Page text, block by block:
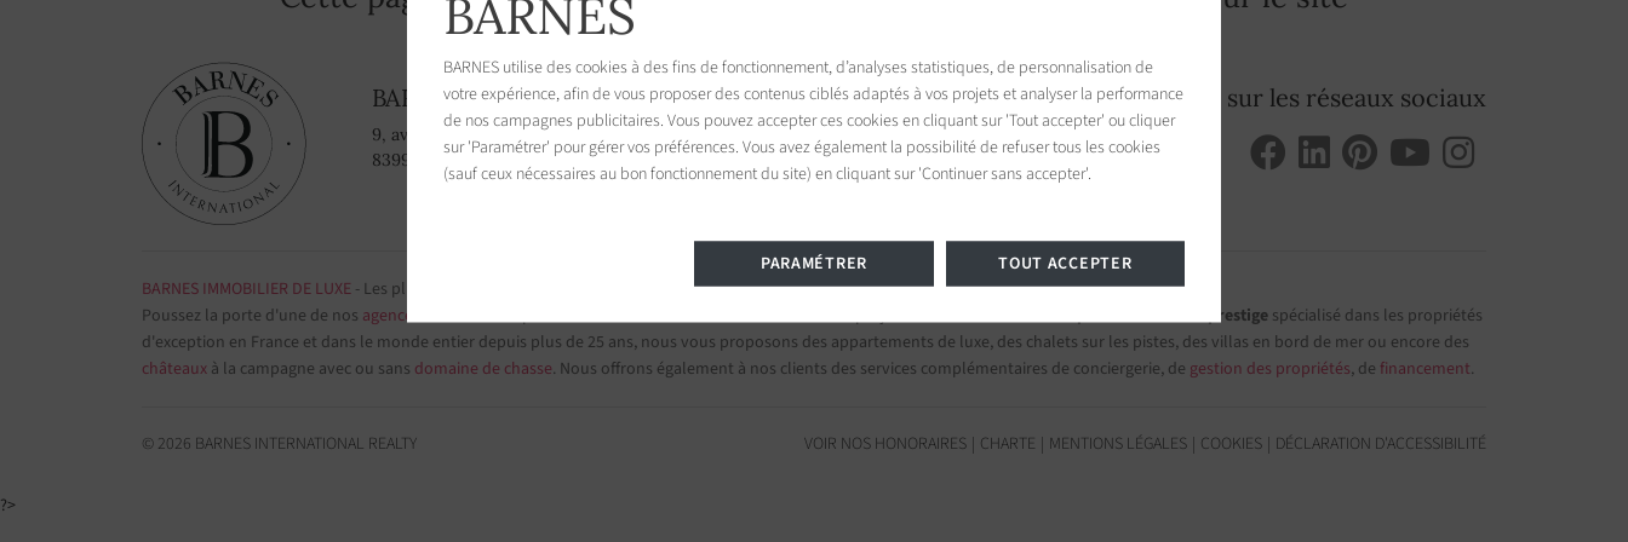
BARNES Saint-Tropez
9, avenue du 8 mai 1945
83990 Saint-Tropez, France
Suivez-nous sur les réseaux sociaux
BARNES IMMOBILIER DE LUXE - Les plus belles demeures et appartements de prestige
Poussez la porte d'une de nos agences immobilièresparmi nos 75 destinations et confiez-nous vos projets d’investissement.Groupe immobilier de prestige spécialisé dans les propriétés
d'exception en France et dans le monde entier depuis plus de 25 ans, nous vous proposons des appartements de luxe, des chalets sur les pistes, des villas en bord de mer ou encore des
châteaux à la campagne avec ou sans domaine de chasse. Nous offrons également à nos clients des services complémentaires de conciergerie, de gestion des propriétés, de financement.
© 2026 BARNES INTERNATIONAL REALTY VOIR NOS HONORAIRES CHARTE MENTIONS LÉGALES COOKIES DÉCLARATION D'ACCESSIBILITÉ
BARNES
BARNES utilise des cookies à des fins de fonctionnement, d’analyses statistiques, de personnalisation de
votre expérience, afin de vous proposer des contenus ciblés adaptés à vos projets et analyser la performance
de nos campagnes publicitaires. Vous pouvez accepter ces cookies en cliquant sur 'Tout accepter' ou cliquer
sur 'Paramétrer' pour gérer vos préférences. Vous avez également la possibilité de refuser tous les cookies
(sauf ceux nécessaires au bon fonctionnement du site) en cliquant sur 'Continuer sans accepter'.
PARAMÉTRER TOUT ACCEPTER
?>